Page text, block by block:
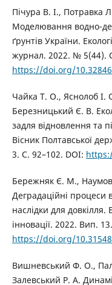
Пічура В. І., Потравка
Моделювання водно-
ґрунтів України.
журнал. 2022. № 5(44).
https://doi.org/
Чайка Т. О., Яснолоб І.
Березницький Є. В.
задля відновлення та
Вісник Полтавської
3. С. 92–102. DOI:
Бережняк Є. М.,
Деградаційні процеси
наслідки для довкілля.
інновації. 2022. Вип.
https://doi.org/
Вишневський Ф. О.,
Залевський Р. А.